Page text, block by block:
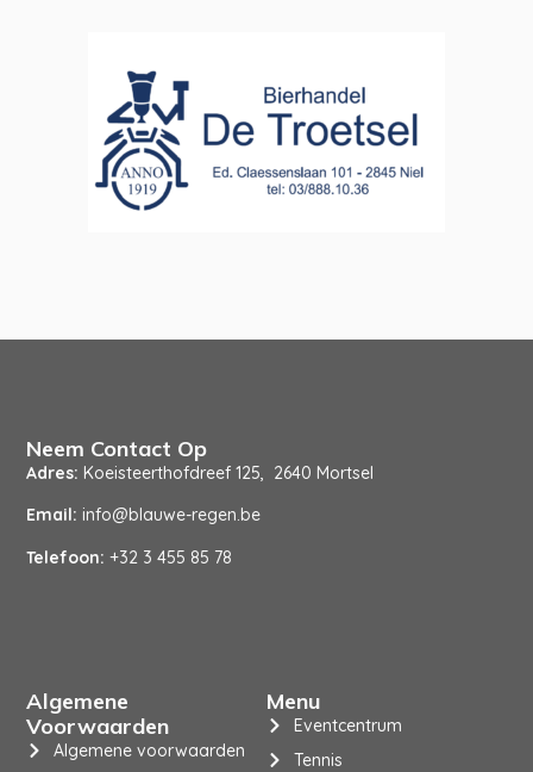
Menu
Eventcentrum
Tennis
Algemene
Voorwaarden
Algemene voorwaarden
Neem Contact Op
Adres: Koeisteerthofdreef 125, 2640 Mortsel
Email:info@blauwe-regen.be
Telefoon:+32 3 455 85 78